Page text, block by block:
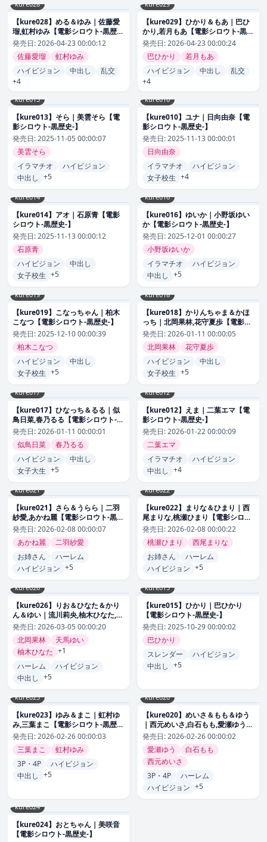
kure028
【kure028】める＆ゆみ｜佐藤愛
瑠,虹村ゆみ【電影シロウト-黒歴
史-】
発売日:2026-04-23 00:00:12
佐藤愛瑠
虹村ゆみ
ハイビジョン
中出し
乱交
+4
kure029
【kure029】ひかり＆もあ｜巴ひ
かり,若月もあ【電影シロウト-黒歴
史-】
発売日:2026-04-23 00:00:24
巴ひかり
若月もあ
ハイビジョン
中出し
乱交
+4
kure013
【kure013】そら｜美雲そら【電
影シロウト-黒歴史-】
発売日:2025-11-05 00:00:07
美雲そら
イラマチオ
ハイビジョン
中出し +5
kure010
【kure010】ユナ｜日向由奈【電
影シロウト-黒歴史-】
発売日:2025-11-13 00:00:01
日向由奈
イラマチオ
ハイビジョン
女子校生 +4
kure014
【kure014】アオ｜石原青【電影
シロウト-黒歴史-】
発売日:2025-11-13 00:00:12
石原青
ハイビジョン
中出し
女子校生 +5
kure016
【kure016】ゆいか｜小野坂ゆい
か【電影シロウト-黒歴史-】
発売日:2025-12-01 00:00:27
小野坂ゆいか
イラマチオ
ハイビジョン
中出し +5
kure019
【kure019】こなっちゃん｜柏木
こなつ【電影シロウト-黒歴史-】
発売日:2025-12-10 00:00:39
柏木こなつ
ハイビジョン
中出し
女子校生 +5
kure018
【kure018】かりんちゃま＆かほ
っち｜北岡果林,花守夏歩【電影シ
ロウト-黒歴史-】
発売日:2026-01-11 00:00:05
北岡果林
花守夏歩
ハイビジョン
中出し
女子校生 +5
kure017
【kure017】ひなっち＆るる｜似
鳥日菜,春乃るる【電影シロウト-黒
歴史-】
発売日:2026-01-11 00:00:01
似鳥日菜
春乃るる
ハイビジョン
中出し
女子大生 +5
kure012
【kure012】えま｜二葉エマ【電
影シロウト-黒歴史-】
発売日:2026-01-22 00:00:09
二葉エマ
イラマチオ
ハイビジョン
中出し +4
kure021
【kure021】さら＆うらら｜二羽
紗愛,あかね麗【電影シロウト-黒歴
史-】
発売日:2026-02-08 00:00:07
あかね麗
二羽紗愛
お姉さん
ハーレム
ハイビジョン +5
kure022
【kure022】まりな＆ひまり｜西
尾まりな,桃瀬ひまり【電影シロウ
ト-黒歴史-】
発売日:2026-02-08 00:00:22
桃瀬ひまり
西尾まりな
お姉さん
ハーレム
ハイビジョン +5
kure026
【kure026】りお＆ひなた＆かり
ん＆ゆい｜流川莉央,柚木ひなた,北
岡果林,天馬ゆい【電影シロウト-黒
歴史-】
発売日:2026-03-05 00:00:20
北岡果林
天馬ゆい
柚木ひなた +1
ハーレム
ハイビジョン
中出し +5
kure015
【kure015】ひかり｜巴ひかり
【電影シロウト-黒歴史-】
発売日:2025-10-29 00:00:02
巴ひかり
スレンダー
ハイビジョン
中出し +5
kure023
【kure023】ゆみ＆まこ｜虹村ゆ
み,三葉まこ【電影シロウト-黒歴
史-】
発売日:2026-02-26 00:00:03
三葉まこ
虹村ゆみ
3P・4P
ハイビジョン
中出し +5
kure020
【kure020】めいさ＆もも＆ゆう
｜西元めいさ,白石もも,愛瀬ゆう
【電影シロウト-黒歴史-】
発売日:2026-02-26 00:00:02
愛瀬ゆう
白石もも
西元めいさ
3P・4P
ハーレム
ハイビジョン +5
kure024
【kure024】おとちゃん｜美咲音
【電影シロウト-黒歴史-】